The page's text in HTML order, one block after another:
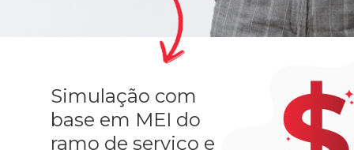
Simulação com
base em MEI do
ramo de serviço e